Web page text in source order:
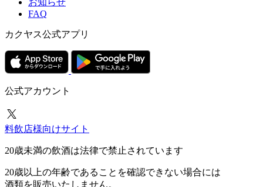
お知らせ
FAQ
カクヤス公式アプリ
公式アカウント
料飲店様向けサイト
20歳未満の飲酒は法律で禁止されています
20歳以上の年齢であることを確認できない場合には
酒類を販売いたしません。